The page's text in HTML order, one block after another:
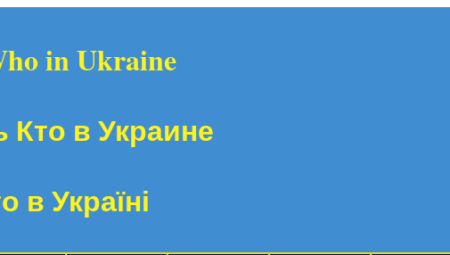
in Ukraine
Кто в Украине
в Україні